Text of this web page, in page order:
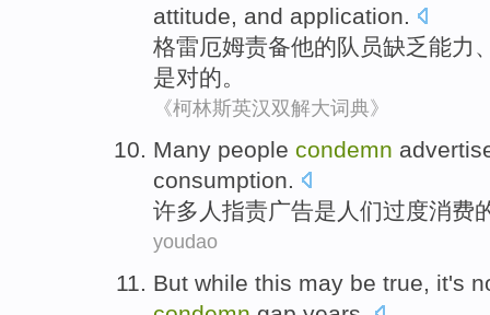
attitude, and application.
格雷厄姆责备他的队员缺乏能力
是对的。
《柯林斯英汉双解大词典》
Many people condemn
consumption.
许多 人 指责广告是 人们过度消费
youdao
But while this may be true, it's